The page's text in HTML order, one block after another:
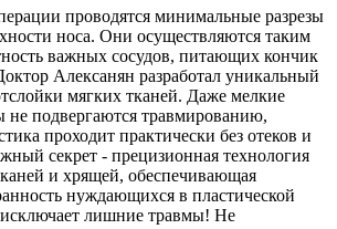
проводятся минимальные разрезы
носа. Они осуществляются таким
важных сосудов, питающих кончик
Алексанян разработал уникальный
мягких тканей. Даже мелкие
не подвергаются травмированию,
проходит практически без отеков и
секрет - прецизионная технология
и хрящей, обеспечивающая
нуждающихся в пластической
лишние травмы! Не